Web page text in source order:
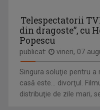
CURSA PRIN ISTORIE
Aventură, întâlniri
Telespectatorii
din dragoste”, cu
Popescu
publicat: vineri, 07
Singura soluţie pentru a
casă este... divorţul.
distribuţie de zile mari, se